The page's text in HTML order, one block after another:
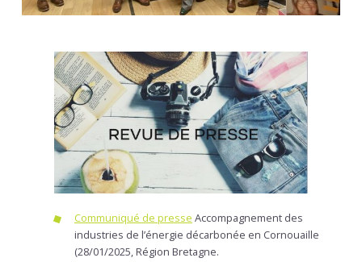
Communiqué de presse Accompagnement des
industries de l’énergie décarbonée en Cornouaille
(28/01/2025, Région Bretagne.